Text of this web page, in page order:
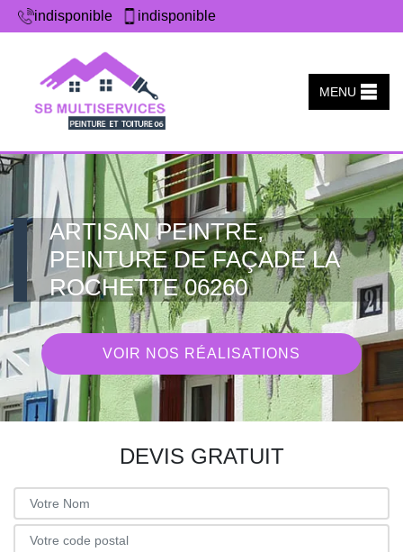
indisponible indisponible
MENU
ARTISAN PEINTRE,
PEINTURE DE FAÇADE LA
ROCHETTE 06260
VOIR NOS RÉALISATIONS
DEVIS GRATUIT